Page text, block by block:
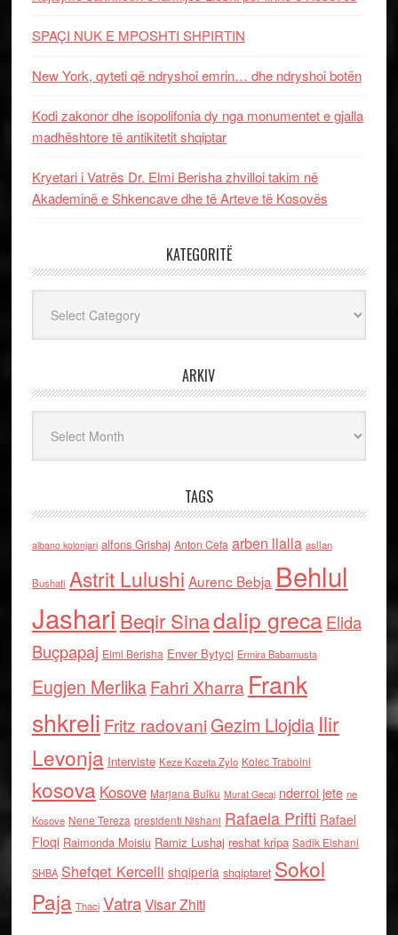
SPAÇI NUK E MPOSHTI SHPIRTIN
New York, qyteti që ndryshoi emrin… dhe ndryshoi botën
Kodi zakonor dhe isopolifonia dy nga monumentet e gjalla
madhështore të antikitetit shqiptar
Kryetari i Vatrës Dr. Elmi Berisha zhvilloi takim në
Akademinë e Shkencave dhe të Arteve të Kosovës
KATEGORITË
ARKIV
TAGS
albano kolonjari alfons Grishaj Anton Cefa arben llalla asllan
Bushati Astrit Lulushi Aurenc Bebja Behlul
Jashari Beqir Sinadalip grecaElida
Buçpapaj Elmi Berisha Enver Bytyci Ermira Babamusta
Eugjen MerlikaFahri Xharra Frank
shkreli Fritz radovaniGezim Llojdia Ilir
Levonja Interviste Keze Kozeta Zylo Kolec Traboini
kosova Kosove Marjana Bulku Murat Gecaj nderroi jete ne
Kosove Nene Tereza presidenti Nishani Rafaela Prifti Rafael
Floqi Raimonda Moisiu Ramiz Lushaj reshat kripa Sadik Elshani
SHBA Shefqet Kercelli shqiperia shqiptaret Sokol
Paja Thaci VatraVisar Zhiti